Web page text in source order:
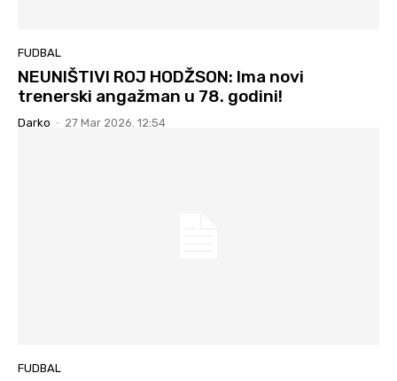
FUDBAL
NEUNIŠTIVI ROJ HODŽSON: Ima novi
trenerski angažman u 78. godini!
Darko - 27 Mar 2026. 12:54
FUDBAL